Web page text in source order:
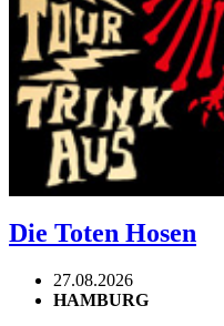
Die Toten Hosen
27.08.2026
HAMBURG